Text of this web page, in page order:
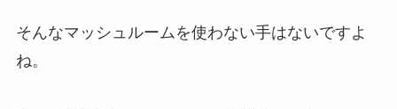
そんなマッシュルームを使わない手はないですよ
ね。